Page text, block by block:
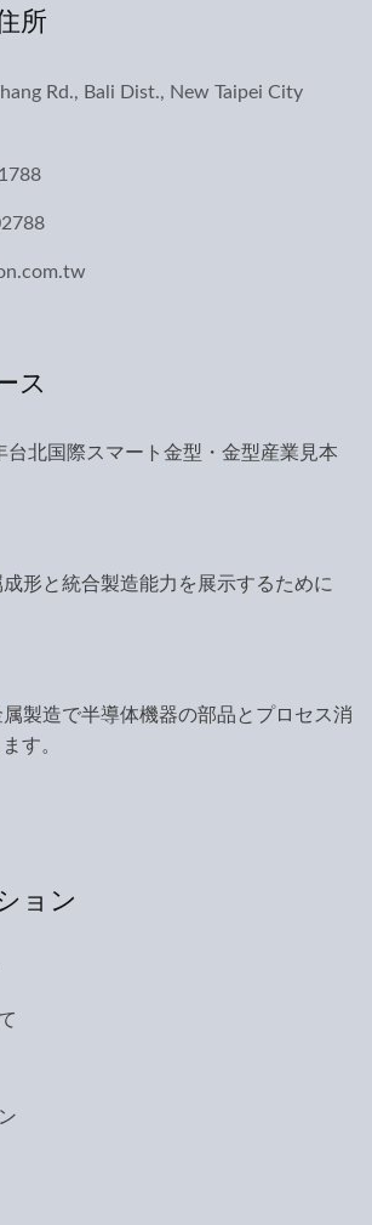
所
Rd., Bali Dist., New Taipei City
ス
台北国際スマート金型・金型産業見本
形と統合製造能力を展示するために
製造で半導体機器の部品とプロセス消
す。
ョン